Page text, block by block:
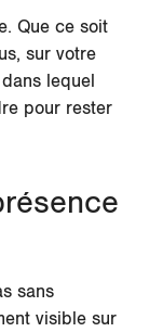
Que ce soit
sur votre
lequel
pour rester
sans
visible sur